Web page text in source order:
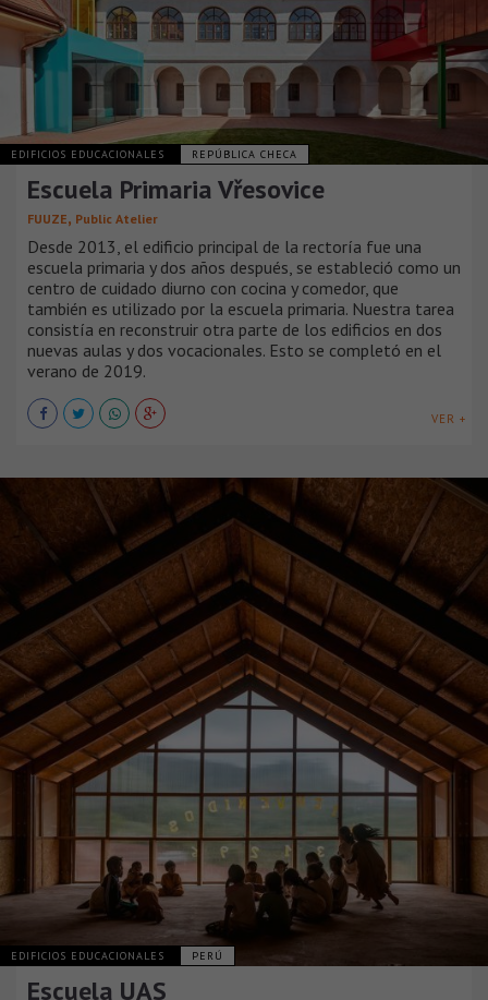
EDIFICIOS EDUCACIONALES REPÚBLICA CHECA
Escuela Primaria Vřesovice
FUUZE, Public Atelier
Desde 2013, el edificio principal de la rectoría fue una
escuela primaria y dos años después, se estableció como un
centro de cuidado diurno con cocina y comedor, que
también es utilizado por la escuela primaria. Nuestra tarea
consistía en reconstruir otra parte de los edificios en dos
nuevas aulas y dos vocacionales. Esto se completó en el
verano de 2019.
VER +
EDIFICIOS EDUCACIONALES PERÚ
Escuela UAS